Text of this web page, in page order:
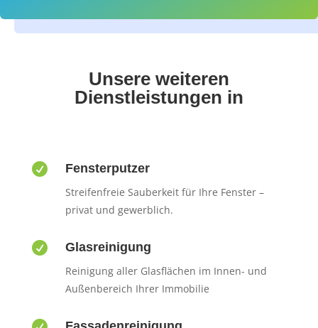
Unsere weiteren
Dienstleistungen in
 Fensterputzer
Streifenfreie Sauberkeit für Ihre Fenster –
privat und gewerblich.
 Glasreinigung
Reinigung aller Glasflächen im Innen- und
Außenbereich Ihrer Immobilie